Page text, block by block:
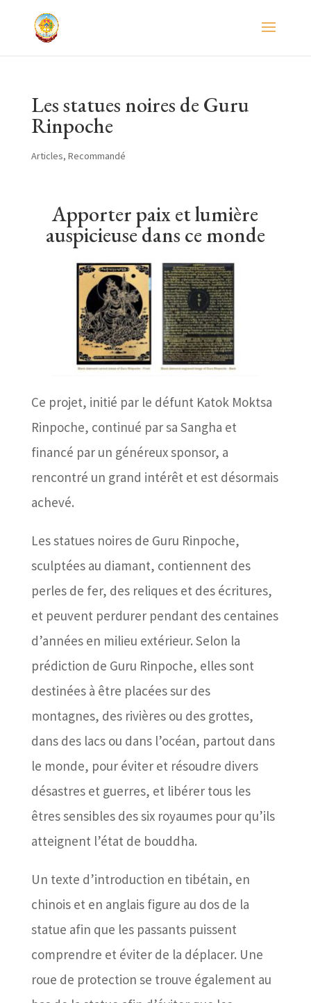
Les statues noires de Guru
Rinpoche
Articles, Recommandé
Apporter paix et lumière
auspicieuse dans ce monde
Ce projet, initié par le défunt Katok Moktsa
Rinpoche, continué par sa Sangha et
financé par un généreux sponsor, a
rencontré un grand intérêt et est désormais
achevé.
Les statues noires de Guru Rinpoche,
sculptées au diamant, contiennent des
perles de fer, des reliques et des écritures,
et peuvent perdurer pendant des centaines
d’années en milieu extérieur. Selon la
prédiction de Guru Rinpoche, elles sont
destinées à être placées sur des
montagnes, des rivières ou des grottes,
dans des lacs ou dans l’océan, partout dans
le monde, pour éviter et résoudre divers
désastres et guerres, et libérer tous les
êtres sensibles des six royaumes pour qu’ils
atteignent l’état de bouddha.
Un texte d’introduction en tibétain, en
chinois et en anglais figure au dos de la
statue afin que les passants puissent
comprendre et éviter de la déplacer. Une
roue de protection se trouve également au